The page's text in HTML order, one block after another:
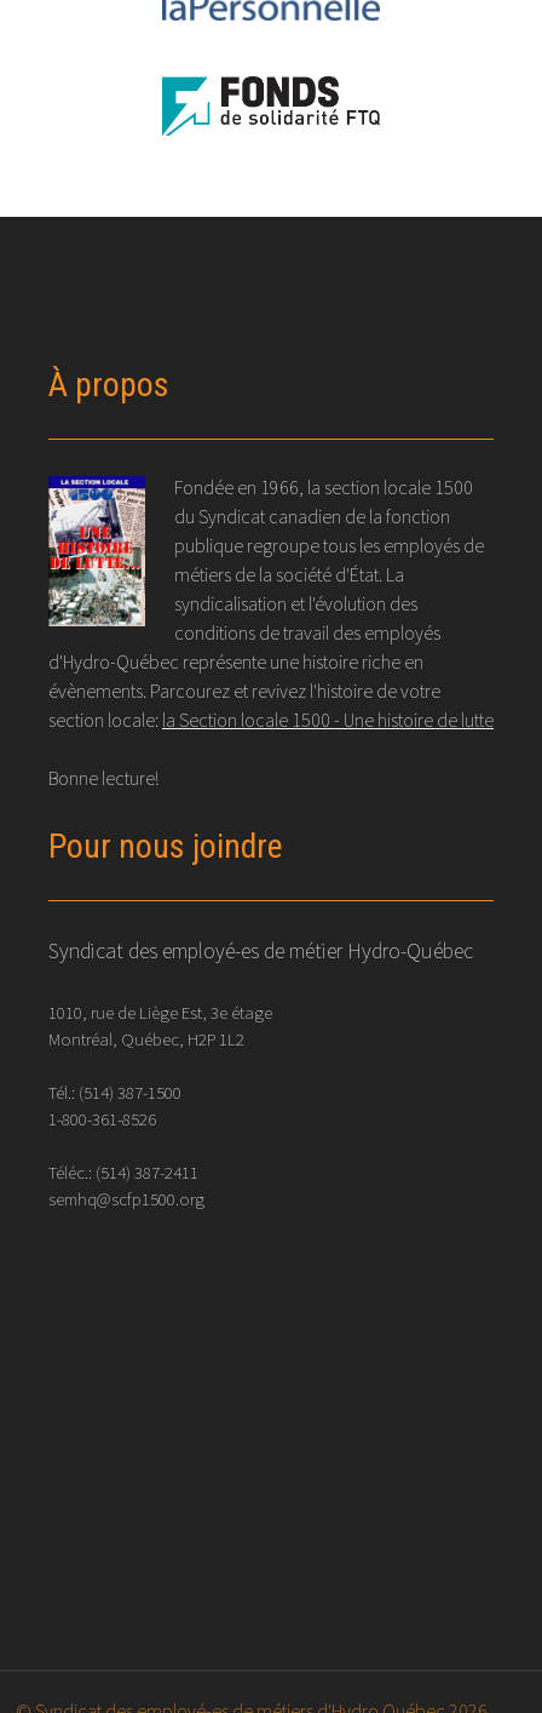
À propos
Fondée en 1966, la section locale 1500
du Syndicat canadien de la fonction
publique regroupe tous les employés de
métiers de la société d'État. La
syndicalisation et l'évolution des
conditions de travail des employés
d'Hydro-Québec représente une histoire riche en
évènements. Parcourez et revivez l'histoire de votre
section locale: la Section locale 1500 - Une histoire de lutte
Bonne lecture!
Pour nous joindre
Syndicat des employé-es de métier Hydro-Québec
1010, rue de Liège Est, 3e étage
Montréal, Québec, H2P 1L2
Tél.: (514) 387-1500
1-800-361-8526
Téléc.: (514) 387-2411
semhq@scfp1500.org